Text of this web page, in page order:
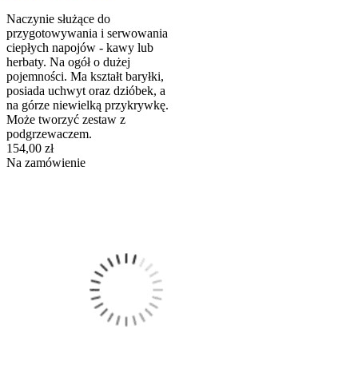
Naczynie służące do
przygotowywania i serwowania
ciepłych napojów - kawy lub
herbaty. Na ogół o dużej
pojemności. Ma kształt baryłki,
posiada uchwyt oraz dzióbek, a
na górze niewielką przykrywkę.
Może tworzyć zestaw z
podgrzewaczem.
154,00 zł
Na zamówienie